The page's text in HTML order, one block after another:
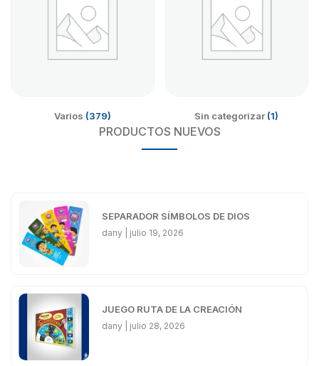
Varios (379) Sin categorizar (1)
PRODUCTOS NUEVOS
SEPARADOR SÍMBOLOS DE DIOS
dany julio 19, 2026
JUEGO RUTA DE LA CREACIÓN
dany julio 28, 2026